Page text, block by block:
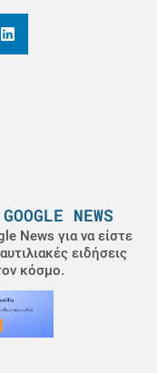
NEWS
News για να είστε
ειδήσεις
κόσμο.